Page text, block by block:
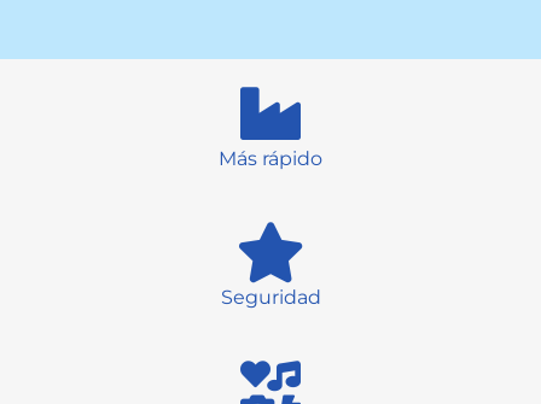
Más rápido
Seguridad